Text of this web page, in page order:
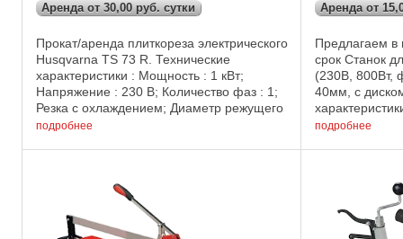
Аренда от 30,00 руб. сутки
Прокат/аренда плиткореза электрического
Husqvarna TS 73 R. Технические
характеристики : Мощность : 1 кВт;
Напряжение : 230 В; Количество фаз : 1;
Резка с охлаждением; Диаметр режущего
диска : 230 мм; Максимальная глубина
подробнее
Аренда от
Предлагаем в
срок Станок
(230В, 800Вт,
40мм, с
Напряжение -
подробнее